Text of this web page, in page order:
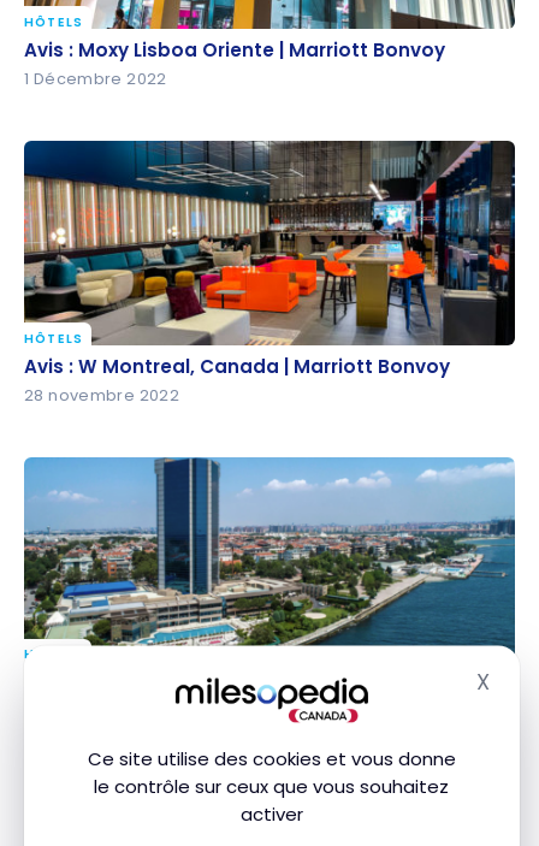
Ce site utilise des cookies et vous donne
le contrôle sur ceux que vous souhaitez
activer
X
Avis : Moxy Lisboa Oriente | Marriott Bonvoy
HÔTELS
Avis : Moxy Lisboa Oriente | Marriott Bonvoy
1 Décembre 2022
Avis : W Montreal, Canada | Marriott Bonvoy
HÔTELS
Avis : W Montreal, Canada | Marriott Bonvoy
28 novembre 2022
Avis : Renaissance Polat Istanbul Hotel | Marriott
HÔTELS
Avis : Renaissance Polat Istanbul Hotel | Marriott